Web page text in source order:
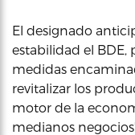
El designado
estabilidad el
medidas
revitalizar los
motor de la
medianos